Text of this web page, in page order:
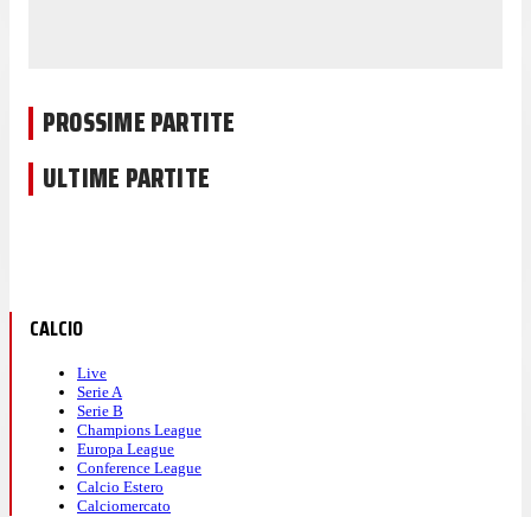
PROSSIME PARTITE
ULTIME PARTITE
CALCIO
Live
Serie A
Serie B
Champions League
Europa League
Conference League
Calcio Estero
Calciomercato